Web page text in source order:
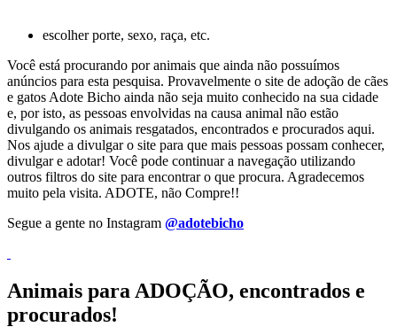
escolher porte, sexo, raça, etc.
Você está procurando por animais que ainda não possuímos
anúncios para esta pesquisa. Provavelmente o site de adoção de cães
e gatos Adote Bicho ainda não seja muito conhecido na sua cidade
e, por isto, as pessoas envolvidas na causa animal não estão
divulgando os animais resgatados, encontrados e procurados aqui.
Nos ajude a divulgar o site para que mais pessoas possam conhecer,
divulgar e adotar! Você pode continuar a navegação utilizando
outros filtros do site para encontrar o que procura. Agradecemos
muito pela visita. ADOTE, não Compre!!
Segue a gente no Instagram @adotebicho
Animais para ADOÇÃO, encontrados e
procurados!